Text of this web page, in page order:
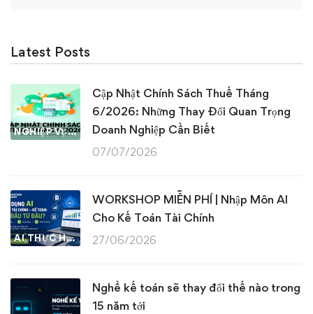
Latest Posts
NGHIỆP VỤ KẾ TOÁN & THUẾ
Cập Nhật Chính Sách Thuế Tháng
6/2026: Những Thay Đổi Quan Trọng
Doanh Nghiệp Cần Biết
07/07/2026
AI THỰC HÀNH
WORKSHOP MIỄN PHÍ | Nhập Môn AI
Cho Kế Toán Tài Chính
27/06/2026
Nghề kế toán sẽ thay đổi thế nào trong
15 năm tới